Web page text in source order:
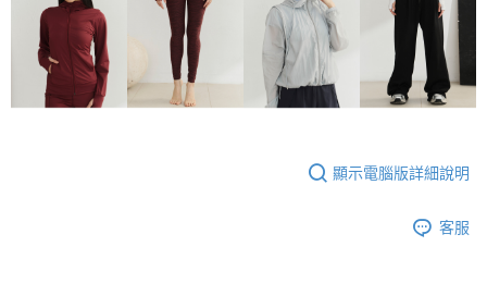
顯示電腦版詳細說明
客服